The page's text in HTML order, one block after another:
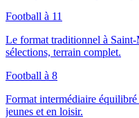
Football à 11
Le format traditionnel à Saint-
sélections, terrain complet.
Football à 8
Format intermédiaire équilibré
jeunes et en loisir.